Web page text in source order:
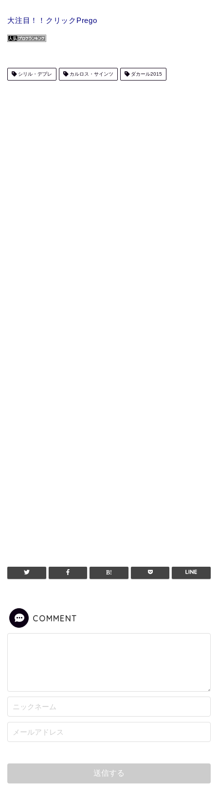
大注目！！クリックPrego
シリル・デプレ カルロス・サインツ ダカール2015
COMMENT